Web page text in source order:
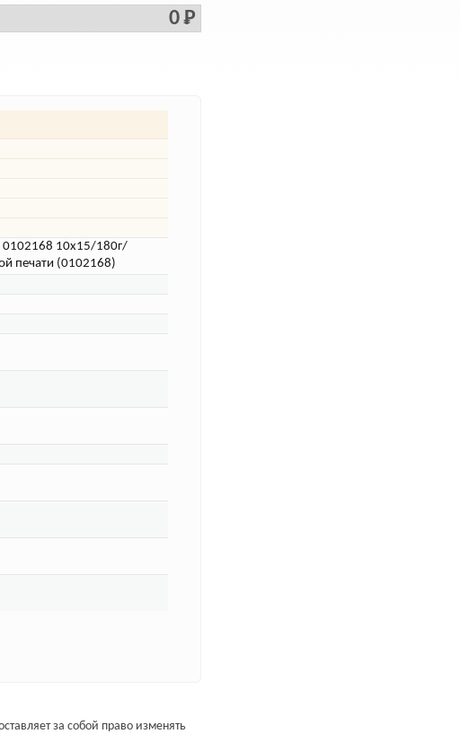
0 Р
0102168 10x15/180г/
печати (0102168)
за собой право изменять